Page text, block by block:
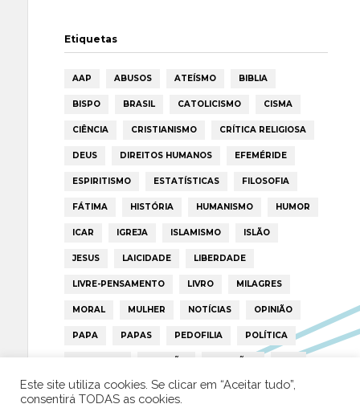
Etiquetas
AAP ABUSOS ATEÍSMO BIBLIA
BISPO BRASIL CATOLICISMO CISMA
CIÊNCIA CRISTIANISMO CRÍTICA RELIGIOSA
DEUS DIREITOS HUMANOS EFEMÉRIDE
ESPIRITISMO ESTATÍSTICAS FILOSOFIA
FÁTIMA HISTÓRIA HUMANISMO HUMOR
ICAR IGREJA ISLAMISMO ISLÃO
JESUS LAICIDADE LIBERDADE
LIVRE-PENSAMENTO LIVRO MILAGRES
MORAL MULHER NOTÍCIAS OPINIÃO
PAPA PAPAS PEDOFILIA POLÍTICA
PORTUGAL RELIGIÃO RELIGIÕES RTP
TRUMP VATICANO
Este site utiliza cookies. Se clicar em “Aceitar tudo”,
consentirá TODAS as cookies.